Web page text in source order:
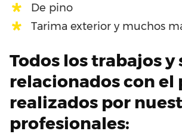
De pino
Tarima exterior y muchos
Todos los trabajos y
relacionados con el
realizados por
profesionales: